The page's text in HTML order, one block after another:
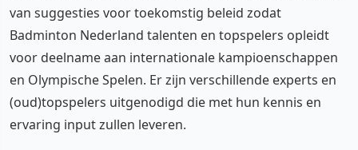
van suggesties voor toekomstig beleid zodat
Badminton Nederland talenten en topspelers opleidt
voor deelname aan internationale kampioenschappen
en Olympische Spelen. Er zijn verschillende experts en
(oud)topspelers uitgenodigd die met hun kennis en
ervaring input zullen leveren.